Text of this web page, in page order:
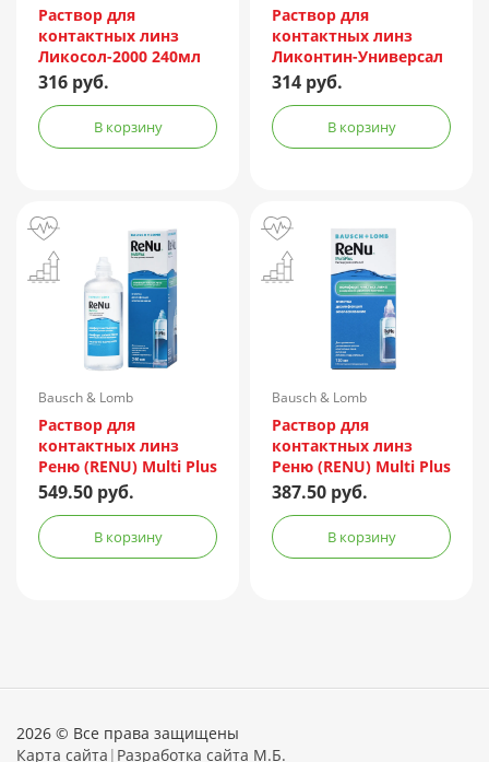
Раствор для
контактных линз
Ликосол-2000 240мл
316 руб.
В корзину
Раствор для
контактных линз
Ликонтин-Универсал
240мл
314 руб.
В корзину
Bausch & Lomb
Incorporated/Италия
Раствор для
контактных линз
Реню (RENU) Multi Plus
240мл + контейнер
549.50 руб.
В корзину
Bausch & Lomb
Incorporated/Италия
Раствор для
контактных линз
Реню (RENU) Multi Plus
120мл + контейнер
387.50 руб.
В корзину
2026 © Все права защищены
Карта сайта | Разработка сайта М.Б.